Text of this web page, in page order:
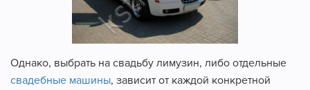
Однако, выбрать на свадьбу лимузин, либо отдельные
свадебные машины, зависит от каждой конкретной